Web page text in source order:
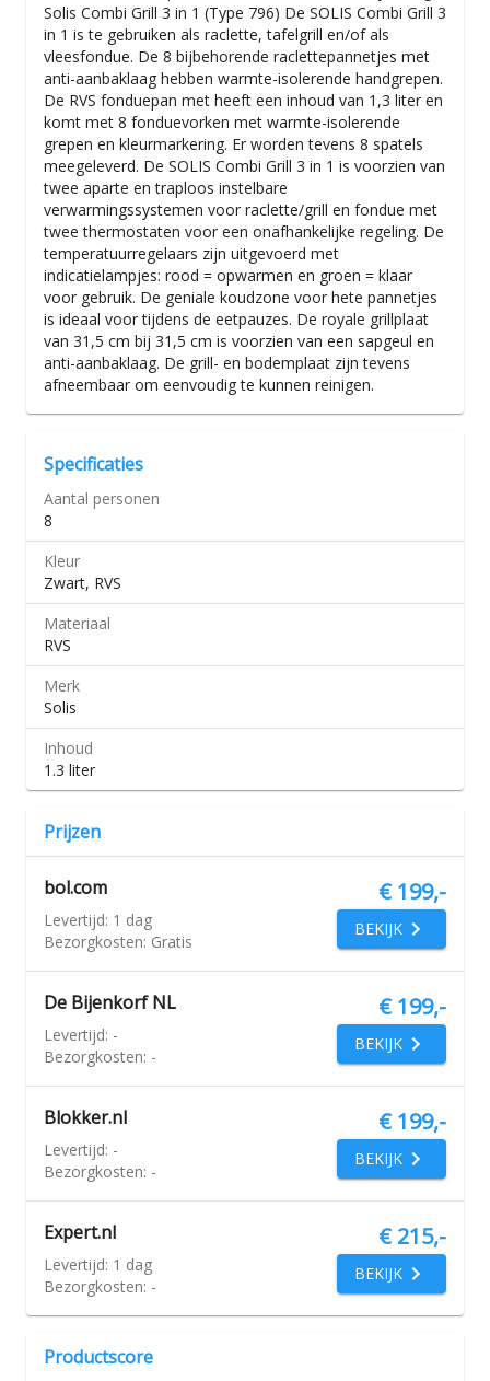
Solis Combi Grill 3 in 1 (Type 796) De SOLIS Combi Grill 3
in 1 is te gebruiken als raclette, tafelgrill en/of als
vleesfondue. De 8 bijbehorende raclettepannetjes met
anti-aanbaklaag hebben warmte-isolerende handgrepen.
De RVS fonduepan met heeft een inhoud van 1,3 liter en
komt met 8 fonduevorken met warmte-isolerende
grepen en kleurmarkering. Er worden tevens 8 spatels
meegeleverd. De SOLIS Combi Grill 3 in 1 is voorzien van
twee aparte en traploos instelbare
verwarmingssystemen voor raclette/grill en fondue met
twee thermostaten voor een onafhankelijke regeling. De
temperatuurregelaars zijn uitgevoerd met
indicatielampjes: rood = opwarmen en groen = klaar
voor gebruik. De geniale koudzone voor hete pannetjes
is ideaal voor tijdens de eetpauzes. De royale grillplaat
van 31,5 cm bij 31,5 cm is voorzien van een sapgeul en
anti-aanbaklaag. De grill- en bodemplaat zijn tevens
afneembaar om eenvoudig te kunnen reinigen.
Specificaties
Aantal personen
8
Kleur
Zwart, RVS
Materiaal
RVS
Merk
Solis
Inhoud
1.3 liter
Prijzen
bol.com € 199,-
BEKIJK
Levertijd: 1 dag
Bezorgkosten: Gratis
De Bijenkorf NL € 199,-
BEKIJK
Levertijd: -
Bezorgkosten: -
Blokker.nl € 199,-
BEKIJK
Levertijd: -
Bezorgkosten: -
Expert.nl € 215,-
BEKIJK
Levertijd: 1 dag
Bezorgkosten: -
Productscore